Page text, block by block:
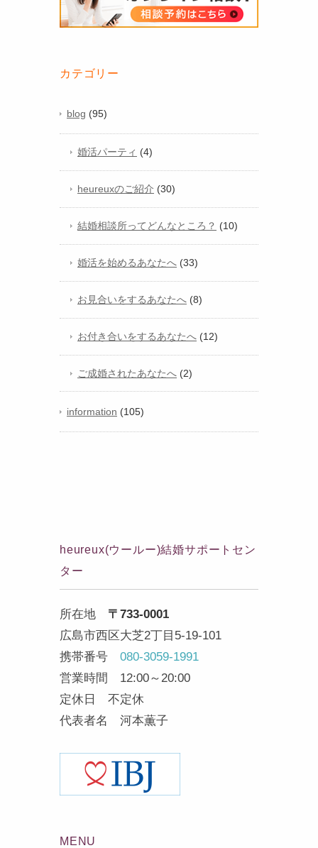
カテゴリー
blog (95)
婚活パーティ (4)
heureuxのご紹介 (30)
結婚相談所ってどんなところ？ (10)
婚活を始めるあなたへ (33)
お見合いをするあなたへ (8)
お付き合いをするあなたへ (12)
ご成婚されたあなたへ (2)
information (105)
heureux(ウールー)結婚サポートセン
ター
所在地 〒733-0001
広島市西区大芝2丁目5-19-101
携帯番号 080-3059-1991
営業時間 12:00～20:00
定休日 不定休
代表者名 河本薫子
MENU